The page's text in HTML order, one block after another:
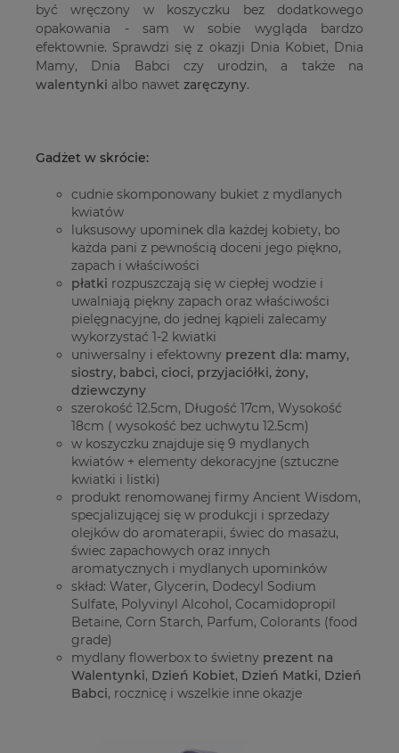
być wręczony w koszyczku bez dodatkowego
opakowania - sam w sobie wygląda bardzo
efektownie. Sprawdzi się z okazji Dnia Kobiet, Dnia
Mamy, Dnia Babci czy urodzin, a także na
walentynki albo nawet zaręczyny.
Gadżet w skrócie:
cudnie skomponowany bukiet z mydlanych
kwiatów
luksusowy upominek dla każdej kobiety, bo
każda pani z pewnością doceni jego piękno,
zapach i właściwości
płatki rozpuszczają się w ciepłej wodzie i
uwalniają piękny zapach oraz właściwości
pielęgnacyjne, do jednej kąpieli zalecamy
wykorzystać 1-2 kwiatki
uniwersalny i efektowny prezent dla: mamy,
siostry, babci, cioci, przyjaciółki, żony,
dziewczyny
szerokość 12.5cm, Długość 17cm, Wysokość
18cm ( wysokość bez uchwytu 12.5cm)
w koszyczku znajduje się 9 mydlanych
kwiatów + elementy dekoracyjne (sztuczne
kwiatki i listki)
produkt renomowanej firmy Ancient Wisdom,
specjalizującej się w produkcji i sprzedaży
olejków do aromaterapii, świec do masażu,
świec zapachowych oraz innych
aromatycznych i mydlanych upominków
skład: Water, Glycerin, Dodecyl Sodium
Sulfate, Polyvinyl Alcohol, Cocamidopropil
Betaine, Corn Starch, Parfum, Colorants (food
grade)
mydlany flowerbox to świetny prezent na
Walentynki, Dzień Kobiet, Dzień Matki, Dzień
Babci, rocznicę i wszelkie inne okazje